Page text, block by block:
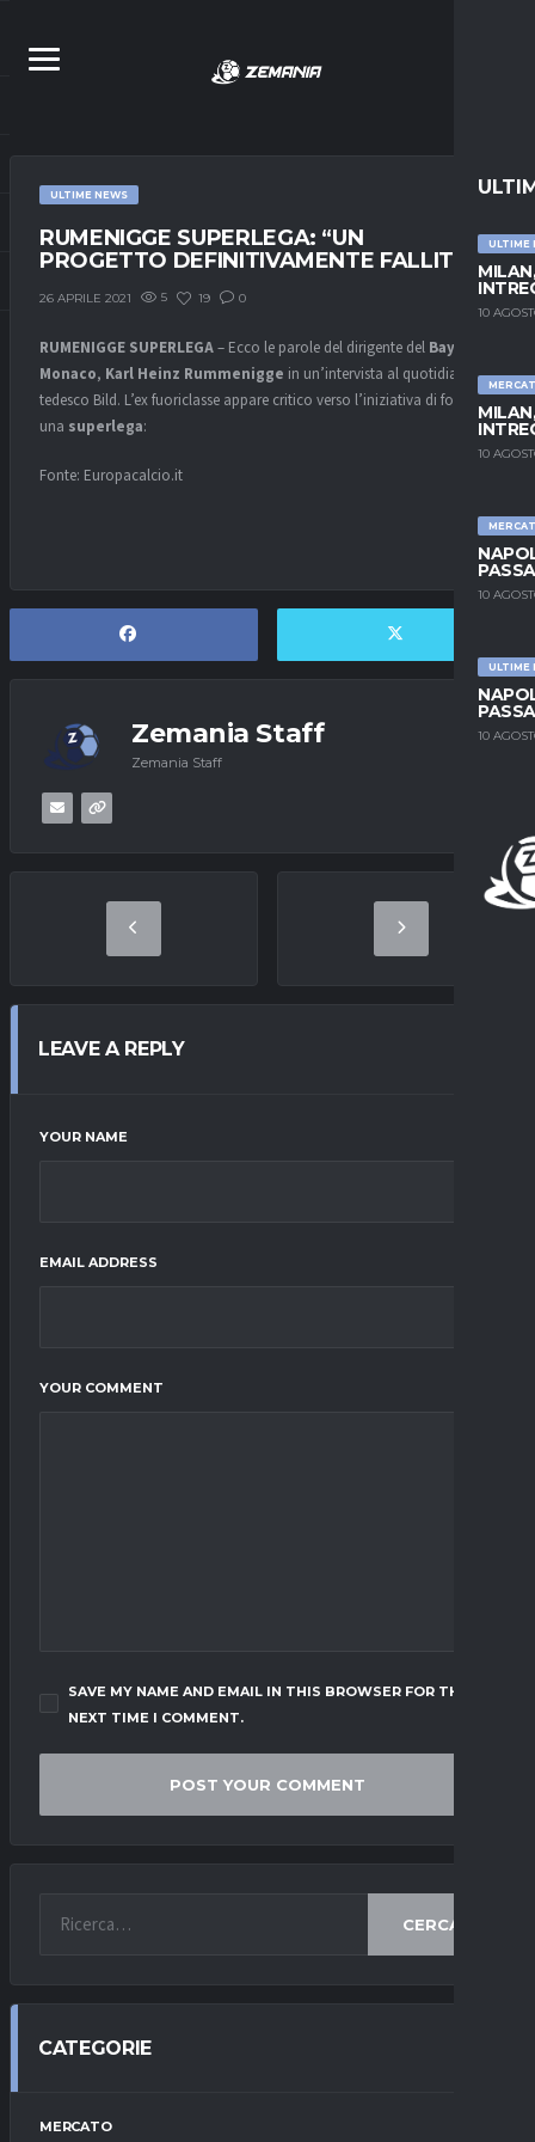
ULTIME
10
10
10
ULTIME
10
ULTIME NEWS
RUMENIGGE SUPERLEGA: “UN
PROGETTO DEFINITIVAMENTE FALLITO”
26 APRILE 2021 5 19 0
RUMENIGGE SUPERLEGA– Ecco le parole del dirigente del Bayern
Monaco, Karl Heinz Rummenigge in un’intervista al quotidiano
tedesco Bild. L’ex fuoriclasse appare critico verso l’iniziativa di fondare
una superlega:
Fonte: Europacalcio.it
Zemania Staff
Zemania Staff
LEAVE A REPLY
YOUR NAME
EMAIL ADDRESS
YOUR COMMENT
SAVE MY NAME AND EMAIL IN THIS BROWSER FOR THE
NEXT TIME I COMMENT.
CERCA
CATEGORIE
MERCATO